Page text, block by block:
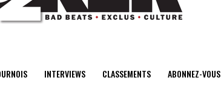
INTERVIEWS CLASSEMENTS ABONNEZ-VOUS